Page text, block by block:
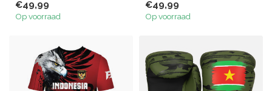
€49,99
Op voorraad
Green Star bokshand...
€49,99
Op voorraad